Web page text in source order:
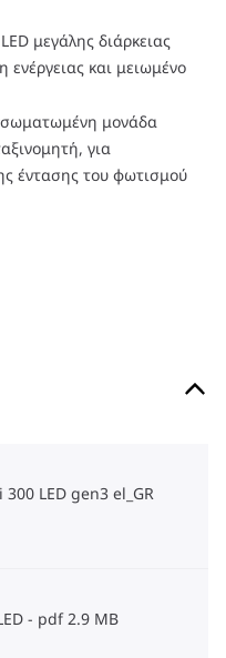
φωτιστικά. Αυτό όχι μόνο
σας, αλλά μπορεί
ενέργειας. Το
τόσο ελαφρύ που μπορεί
Οι ρυθμίσεις του
από το επίπεδο
smartphone ή tablet ως
ανάγκη εργασίας σε ύψος.
μπορείτε να
Mini 300 LED gen3 σε
τοποθέτησης
εγκατάστασης.
μεγάλης διάρκειας
ενέργειας και μειωμένο
μονάδα
για
έντασης του φωτισμού
LED gen3 el_GR
pdf 2.9 MB